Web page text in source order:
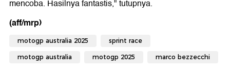
mencoba. Hasilnya fantastis," tutupnya.
(aff/mrp)
motogp australia 2025 sprint race
motogp australia motogp 2025 marco bezzecchi